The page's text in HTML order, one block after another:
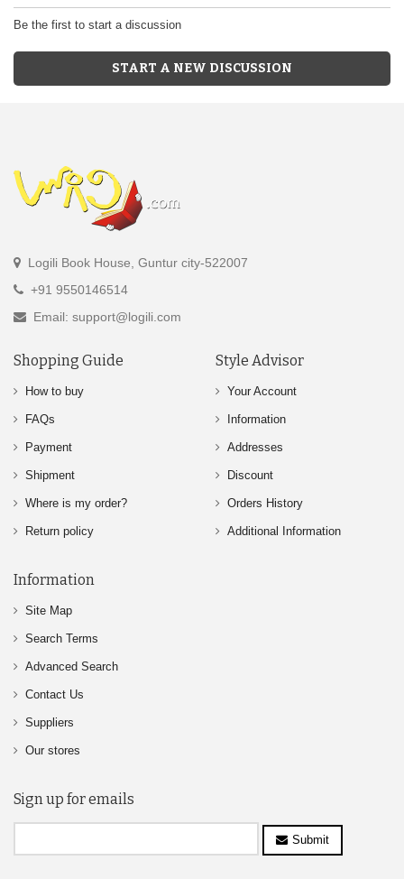
Be the first to start a discussion
START A NEW DISCUSSION
Logili Book House, Guntur city-522007
+91 9550146514
Email: support@logili.com
Shopping Guide
How to buy
FAQs
Payment
Shipment
Where is my order?
Return policy
Style Advisor
Your Account
Information
Addresses
Discount
Orders History
Additional Information
Information
Site Map
Search Terms
Advanced Search
Contact Us
Suppliers
Our stores
Sign up for emails
Submit